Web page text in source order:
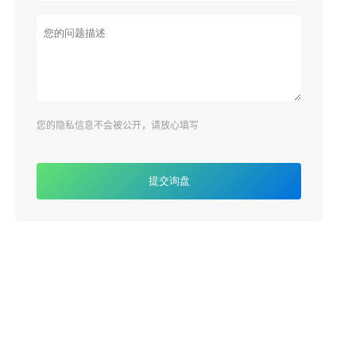
您的隐私信息不会被公开，请放心填写
提交询盘